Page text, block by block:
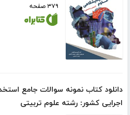
۳۷۹ صفحه
دانلود کتاب نمونه سوالات جامع
اجرایی کشور: رشته علوم تربیتی